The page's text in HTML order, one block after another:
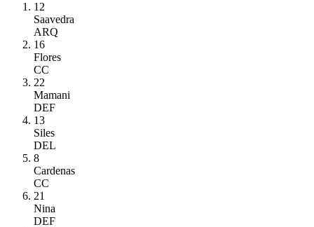
12
Saavedra
ARQ
16
Flores
CC
22
Mamani
DEF
13
Siles
DEL
8
Cardenas
CC
21
Nina
DEF